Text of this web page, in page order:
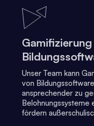
Unser Team kann
von
ansprechender zu
Belohnungssysteme
fördern